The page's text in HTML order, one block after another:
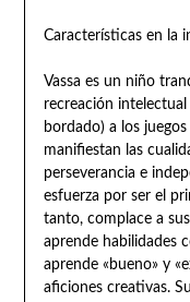
Características en la
Vassa es un niño
recreación
bordado) a los
manifiestan las
perseverancia e
esfuerza por ser el
tanto, complace a
aprende habilidades
aprende «bueno» y
aficiones creativas.